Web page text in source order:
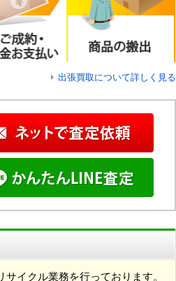
出張買取について詳しく見る
イクル業務を行っております。